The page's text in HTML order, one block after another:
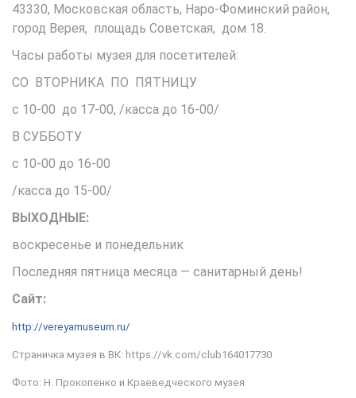
43330, Московская область, Наро-Фоминский район,
город Верея, площадь Советская, дом 18.
Часы работы музея для посетителей:
СО ВТОРНИКА ПО ПЯТНИЦУ
с 10-00 до 17-00, /касса до 16-00/
В СУББОТУ
с 10-00 до 16-00
/касса до 15-00/
ВЫХОДНЫЕ:
воскресенье и понедельник
Последняя пятница месяца — санитарный день!
Сайт:
http://vereyamuseum.ru/
Страничка музея в ВК: https://vk.com/club164017730
Фото: Н. Прокопенко и Краеведческого музея